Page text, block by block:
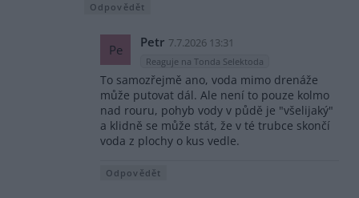
Odpovědět
Pe Petr 7.7.2026 13:31
Reaguje na Tonda Selektoda
To samozřejmě ano, voda mimo drenáže
může putovat dál. Ale není to pouze kolmo
nad rouru, pohyb vody v půdě je "všelijaký"
a klidně se může stát, že v té trubce skončí
voda z plochy o kus vedle.
Odpovědět